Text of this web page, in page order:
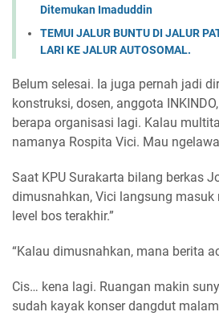
Ditemukan Imaduddin
TEMUI JALUR BUNTU DI JALUR
LARI KE JALUR AUTOSOMAL.
Belum selesai. Ia juga pernah jadi
konstruksi, dosen, anggota
berapa organisasi lagi. Kalau
namanya Rospita Vici. Mau
Saat KPU Surakarta bilang berkas
dimusnahkan, Vici langsung masuk
level bos terakhir.”
“Kalau dimusnahkan, mana berita
Cis… kena lagi. Ruangan makin
sudah kayak konser dangdut